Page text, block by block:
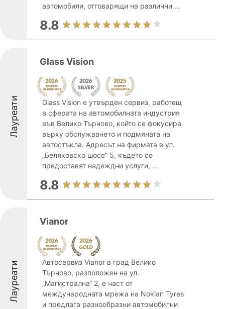
автомобили, отговарящи на различни ...
8.8
Лауреати
Glass Vision
Glass Vision е утвърден сервиз, работещ
в сферата на автомобилната индустрия
във Велико Търново, който се фокусира
върху обслужването и подмяната на
автостъкла. Адресът на фирмата е ул.
„Беляковско шосе“ 5, където се
предоставят надеждни услуги, ...
8.8
Лауреати
Vianor
Автосервиз Vianor в град Велико
Търново, разположен на ул.
„Магистрална“ 2, е част от
международната мрежа на Nokian Tyres
и предлага разнообразни автомобилни